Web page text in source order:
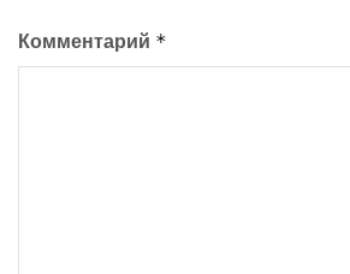
Комментарий *